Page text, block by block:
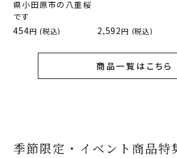
県小田原市の八重桜
です
454 (税込) 2,592 (税込)
商品一覧はこちら
季節限定・イベント商品特